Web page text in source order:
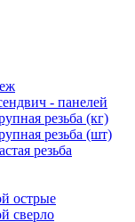
- панелей
резьба (кг)
резьба (шт)
резьба
острые
сверло